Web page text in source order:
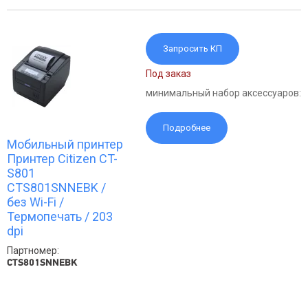
Запросить КП
Под заказ
минимальный набор аксессуаров:
Подробнее
Мобильный принтер
Принтер Citizen CT-
S801
CTS801SNNEBK /
без Wi-Fi /
Термопечать / 203
dpi
Партномер:
CTS801SNNEBK